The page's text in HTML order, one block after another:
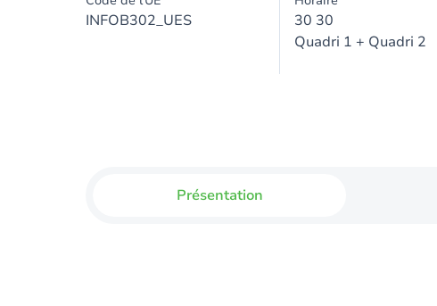
INFOB302_UES
30 30
Quadri 1 + Quadri 2
Présentation